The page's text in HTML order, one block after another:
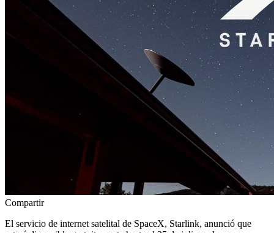
Compartir
El servicio de internet satelital de SpaceX, Starlink, anunció que